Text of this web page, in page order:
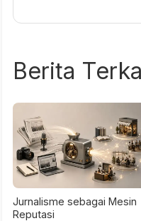
Berita
Jurnalisme sebagai Mesin
Reputasi